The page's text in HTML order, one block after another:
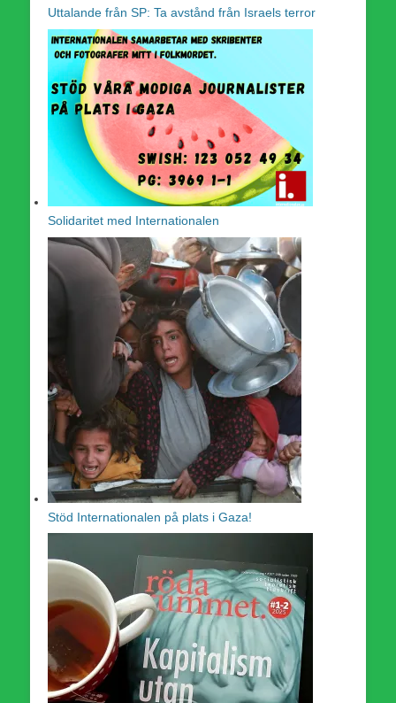
Uttalande från SP: Ta avstånd från Israels terror
Solidaritet med Internationalen
Stöd Internationalen på plats i Gaza!